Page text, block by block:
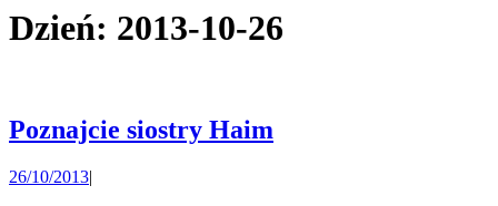
Dzień: 2013-10-26
Poznajcie siostry Haim
26/10/201326/10/2013
|